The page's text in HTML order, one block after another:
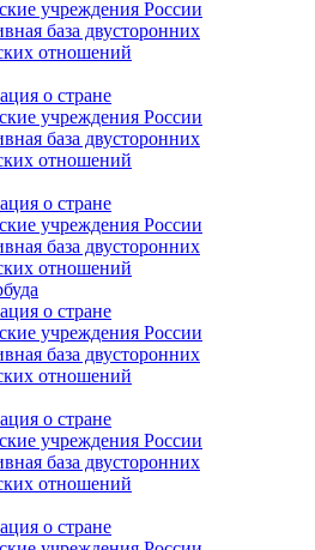
учреждения России
база двусторонних
отношений
о стране
учреждения России
база двусторонних
отношений
о стране
учреждения России
база двусторонних
отношений
о стране
учреждения России
база двусторонних
отношений
о стране
учреждения России
база двусторонних
отношений
о стране